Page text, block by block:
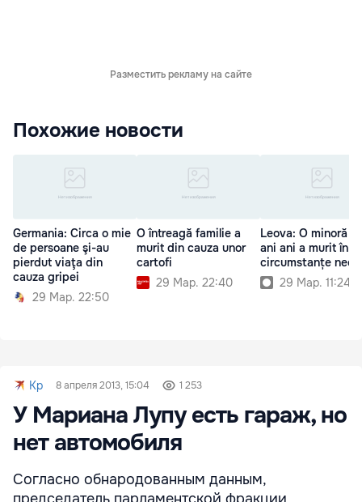
Разместить рекламу на сайте
Похожие новости
Germania: Circa o mie
de persoane şi-au
pierdut viaţa din
cauza gripei
29 Мар. 22:50
O întreagă familie a
murit din cauza unor
cartofi
29 Мар. 22:40
Leova: O minoră
ani ani a murit în
circumstanțe
29 Мар. 11:24
Kp 8 апреля 2013, 15:04 1 253
У Мариана Лупу есть гараж, но
нет автомобиля
Согласно обнародованным данным,